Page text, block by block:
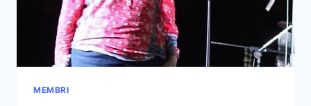
MEMBRI